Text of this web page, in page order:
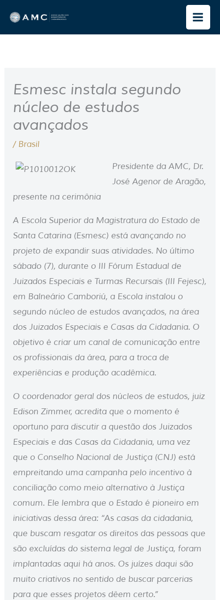
para
o
Esmesc instala segundo
núcleo de estudos
avançados
/ Brasil
Presidente da AMC, Dr.
José Agenor de Aragão,
presente na cerimônia
A Escola Superior da Magistratura do Estado de
Santa Catarina (Esmesc) está avançando no
projeto de expandir suas atividades. No último
sábado (7), durante o III Fórum Estadual de
Juizados Especiais e Turmas Recursais (III Fejesc),
em Balneário Camboriú, a Escola instalou o
segundo núcleo de estudos avançados, na área
dos Juizados Especiais e Casas da Cidadania. O
objetivo é criar um canal de comunicação entre
os profissionais da área, para a troca de
experiências e produção acadêmica.
O coordenador geral dos núcleos de estudos, juiz
Edison Zimmer, acredita que o momento é
oportuno para discutir a questão dos Juizados
Especiais e das Casas da Cidadania, uma vez
que o Conselho Nacional de Justiça (CNJ) está
empreitando uma campanha pelo incentivo à
conciliação como meio alternativo à Justiça
comum. Ele lembra que o Estado é pioneiro em
iniciativas dessa área: “As casas da cidadania,
que buscam resgatar os direitos das pessoas que
são excluídas do sistema legal de Justiça, foram
implantadas aqui há anos. Os juízes daqui são
muito criativos no sentido de buscar parcerias
para que esses projetos dêem certo.”